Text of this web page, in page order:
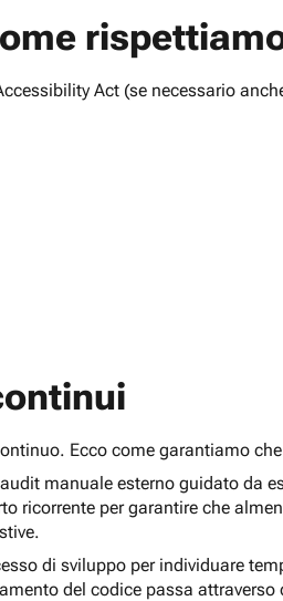
Act (se necessario
Ecco come garantiamo che
manuale esterno guidato da
ricorrente per garantire che
di sviluppo per individuare
del codice passa attraverso